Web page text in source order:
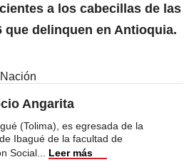
a los cabecillas de las
que delinquen en Antioquia.
Angarita
(Tolima), es egresada de la
Ibagué de la facultad de
Social
Leer más